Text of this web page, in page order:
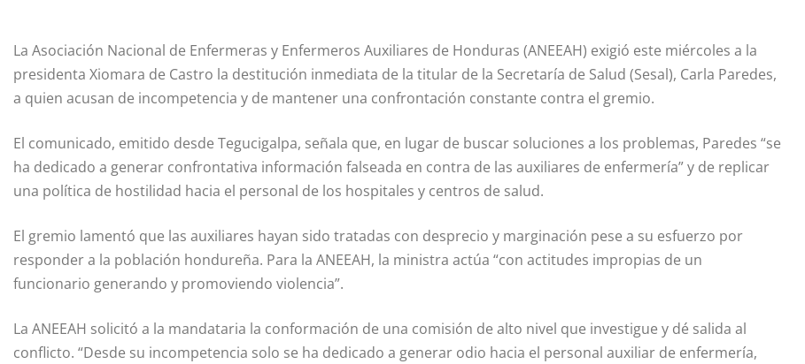
La Asociación Nacional de Enfermeras y Enfermeros Auxiliares de Honduras (ANEEAH) exigió este miércoles a la
presidenta Xiomara de Castro la destitución inmediata de la titular de la Secretaría de Salud (Sesal), Carla Paredes,
a quien acusan de incompetencia y de mantener una confrontación constante contra el gremio.
El comunicado, emitido desde Tegucigalpa, señala que, en lugar de buscar soluciones a los problemas, Paredes “se
ha dedicado a generar confrontativa información falseada en contra de las auxiliares de enfermería” y de replicar
una política de hostilidad hacia el personal de los hospitales y centros de salud.
El gremio lamentó que las auxiliares hayan sido tratadas con desprecio y marginación pese a su esfuerzo por
responder a la población hondureña. Para la ANEEAH, la ministra actúa “con actitudes impropias de un
funcionario generando y promoviendo violencia”.
La ANEEAH solicitó a la mandataria la conformación de una comisión de alto nivel que investigue y dé salida al
conflicto. “Desde su incompetencia solo se ha dedicado a generar odio hacia el personal auxiliar de enfermería,